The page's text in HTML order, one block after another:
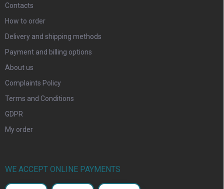
Contacts
How to order
Delivery and shipping methods
Payment and billing options
About us
Complaints Policy
Terms and Conditions
GDPR
My order
WE ACCEPT ONLINE PAYMENTS